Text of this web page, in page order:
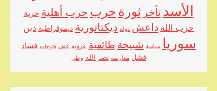
الأسد تأخر ثورة حرب حرب أهلية حرية
حزب الله داعش دولة ديكتاتورية ديموقراطية دين
سوريا سياسة شبيحة طائفية عروبة عنف فتوحات فساد
فشل معارضة نصر الله وطن